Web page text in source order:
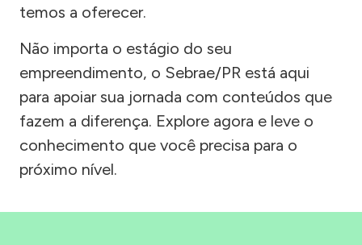
temos a oferecer.
Não importa o estágio do seu
empreendimento, o Sebrae/PR está aqui
para apoiar sua jornada com conteúdos que
fazem a diferença. Explore agora e leve o
conhecimento que você precisa para o
próximo nível.